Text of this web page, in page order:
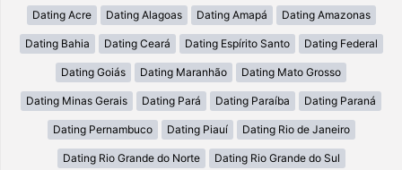
Dating Acre Dating Alagoas Dating Amapá Dating Amazonas
Dating Bahia Dating Ceará Dating Espírito Santo Dating Federal
Dating Goiás Dating Maranhão Dating Mato Grosso
Dating Minas Gerais Dating Pará Dating Paraíba Dating Paraná
Dating Pernambuco Dating Piauí Dating Rio de Janeiro
Dating Rio Grande do Norte Dating Rio Grande do Sul